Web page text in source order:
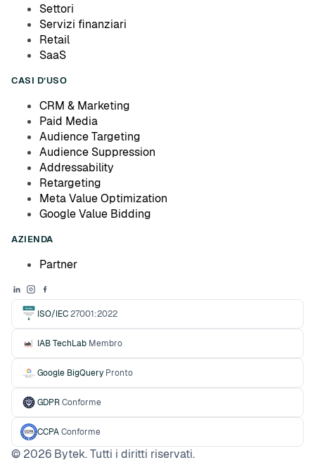
Settori
Servizi finanziari
Retail
SaaS
CASI D’USO
CRM & Marketing
Paid Media
Audience Targeting
Audience Suppression
Addressability
Retargeting
Meta Value Optimization
Google Value Bidding
AZIENDA
Partner
ISO/IEC27001:2022
IAB TechLab Membro
Google BigQuery Pronto
GDPRConforme
CCPAConforme
© 2026 Bytek. Tutti i diritti riservati.